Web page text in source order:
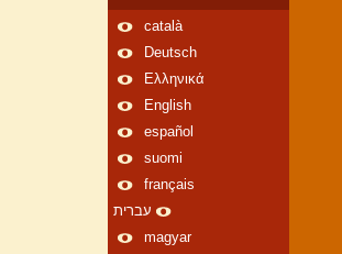
català
Deutsch
Ελληνικά
English
español
suomi
français
עברית
magyar